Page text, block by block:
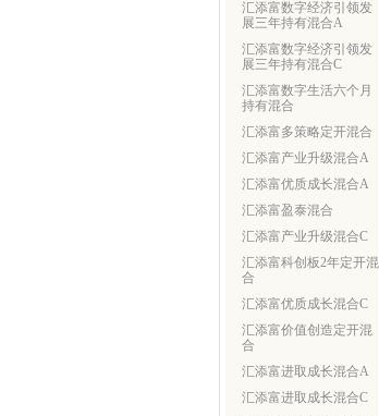
汇添富数字经济引领发
展三年持有混合A
汇添富数字经济引领发
展三年持有混合C
汇添富数字生活六个月
持有混合
汇添富多策略定开混合
汇添富产业升级混合A
汇添富优质成长混合A
汇添富盈泰混合
汇添富产业升级混合C
汇添富科创板2年定开混
合
汇添富优质成长混合C
汇添富价值创造定开混
合
汇添富进取成长混合A
汇添富进取成长混合C